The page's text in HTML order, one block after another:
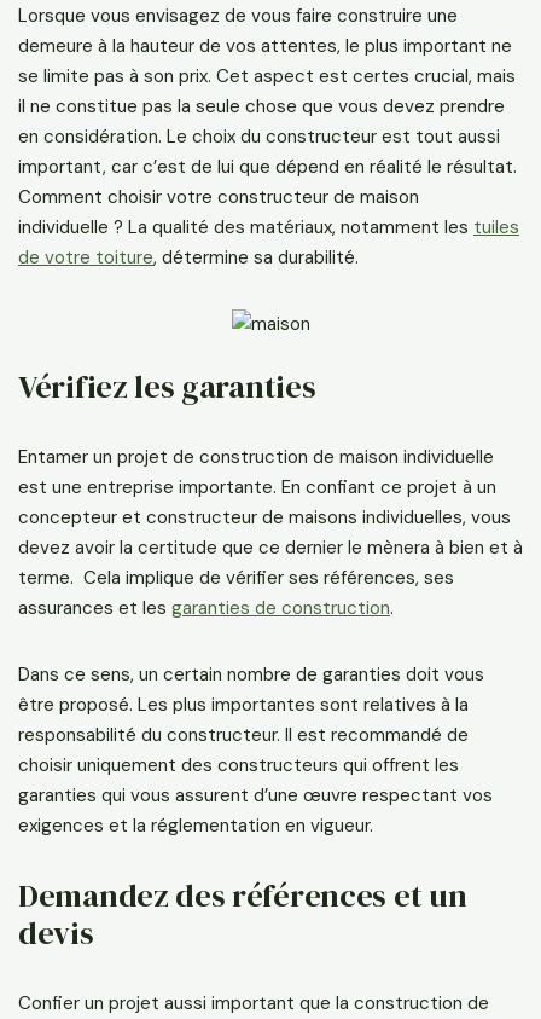
Lorsque vous envisagez de vous faire construire une
demeure à la hauteur de vos attentes, le plus important ne
se limite pas à son prix. Cet aspect est certes crucial, mais
il ne constitue pas la seule chose que vous devez prendre
en considération. Le choix du constructeur est tout aussi
important, car c’est de lui que dépend en réalité le résultat.
Comment choisir votre constructeur de maison
individuelle ? La qualité des matériaux, notamment les tuiles
de votre toiture, détermine sa durabilité.
Vérifiez les garanties
Entamer un projet de construction de maison individuelle
est une entreprise importante. En confiant ce projet à un
concepteur et constructeur de maisons individuelles, vous
devez avoir la certitude que ce dernier le mènera à bien et à
terme. Cela implique de vérifier ses références, ses
assurances et les garanties de construction.
Dans ce sens, un certain nombre de garanties doit vous
être proposé. Les plus importantes sont relatives à la
responsabilité du constructeur. Il est recommandé de
choisir uniquement des constructeurs qui offrent les
garanties qui vous assurent d’une œuvre respectant vos
exigences et la réglementation en vigueur.
Demandez des références et un
devis
Confier un projet aussi important que la construction de